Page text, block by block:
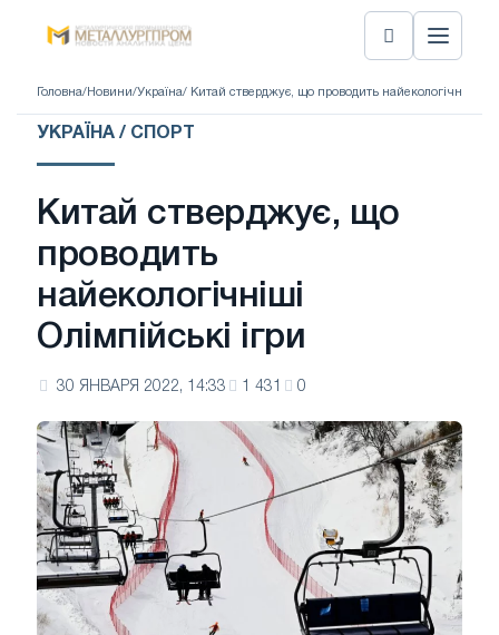
Головна/ Новини/Україна/ Китай стверджує, що проводить найекологічніші
УКРАЇНА / СПОРТ
Китай стверджує, що
проводить
найекологічніші
Олімпійські ігри
30 ЯНВАРЯ 2022, 14:33 1 431 0